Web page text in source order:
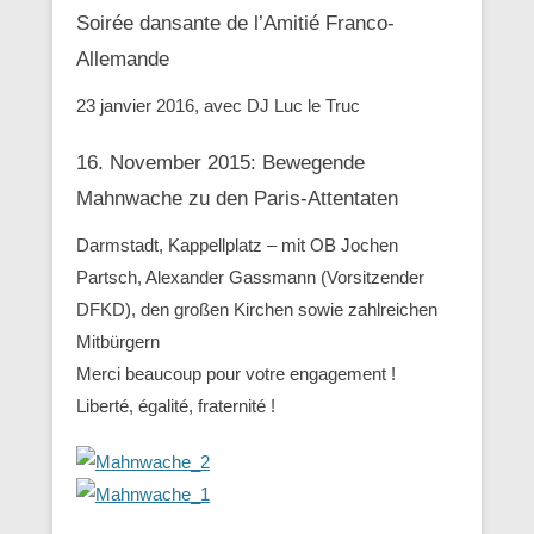
Soirée dansante de l’Amitié Franco-
Allemande
23 janvier 2016, avec DJ Luc le Truc
16. November 2015: Bewegende
Mahnwache zu den ‪Paris-Attentaten
Darmstadt, Kappellplatz – mit OB Jochen
Partsch, Alexander Gassmann (Vorsitzender
‪‎DFKD), den großen Kirchen sowie zahlreichen
Mitbürgern
Merci beaucoup pour votre engagement !
Liberté, égalité, fraternité !